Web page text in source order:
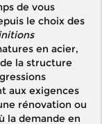
de vous
le choix des
en acier,
la structure
aux exigences
rénovation ou
la demande en